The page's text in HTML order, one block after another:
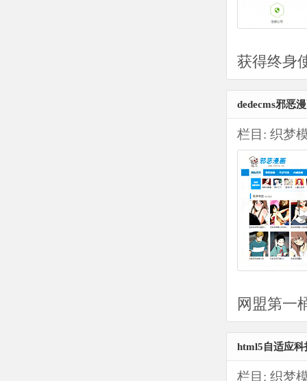
获得终身
dedecms邪恶
栏目: 织梦
网盟第一
html5自适应科
栏目: 织梦